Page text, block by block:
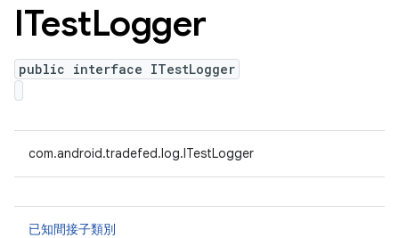
ITestLogger
public interface ITestLogger
com.android.tradefed.log.ITestLogger
已知間接子類別